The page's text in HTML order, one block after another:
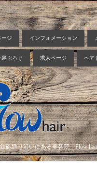
ージ インフォメーション
裏ぶろぐ 求人ページ ヘア
砲通り沿いにある美容院 Flow